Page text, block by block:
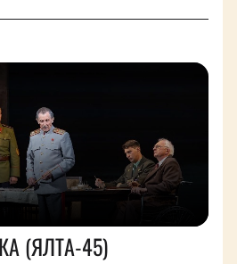
(ЯЛТА-45)